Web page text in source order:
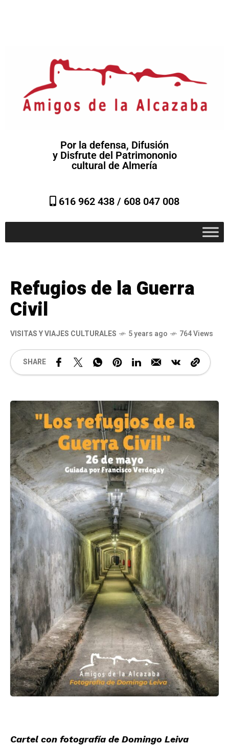
Por la defensa, Difusión
y Disfrute del Patrimononio
cultural de Almería
616 962 438 / 608 047 008
Refugios de la Guerra
Civil
VISITAS Y VIAJES CULTURALES 5 years ago 764 Views
SHARE
Cartel con fotografía de Domingo Leiva